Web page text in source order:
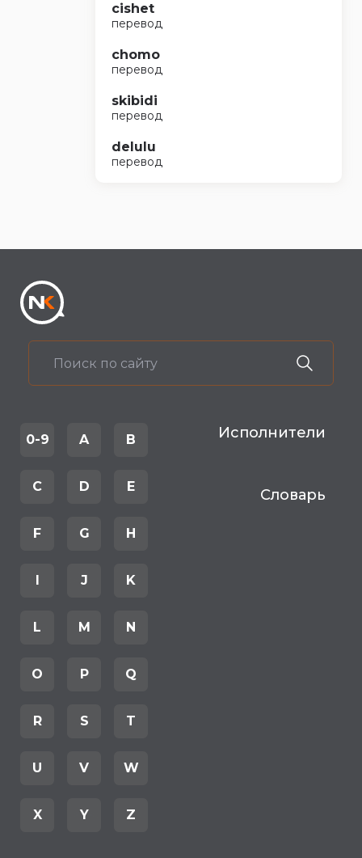
cishet
перевод
chomo
перевод
skibidi
перевод
delulu
перевод
0-9 A B
C D E
F G H
I J K
L M N
O P Q
R S T
U V W
X Y Z
Исполнители
Словарь